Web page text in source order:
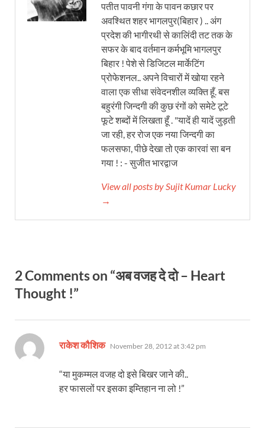
पतीत पावनी गंगा के पावन कछार पर
अवश्थित शहर भागलपुर(बिहार ) .. अंग
प्रदेश की भागीरथी से कालिंदी तट तक के
सफर के बाद वर्तमान कर्मभूमि भागलपुर
बिहार ! पेशे से डिजिटल मार्केटिंग
प्रोफेशनल.. अपने विचारों में खोया रहने
वाला एक सीधा संवेदनशील व्यक्ति हूँ. बस
बहुरंगी जिन्दगी की कुछ रंगों को समेटे टूटे
फूटे शब्दों में लिखता हूँ . "यादें ही यादें जुड़ती
जा रही, हर रोज एक नया जिन्दगी का
फलसफा, पीछे देखा तो एक कारवां सा बन
गया ! : - सुजीत भारद्वाज
View all posts by Sujit Kumar Lucky
→
2 Comments on “अब वजह दे दो – Heart
Thought !”
राकेश कौशिक says:
November 28, 2012 at 3:42 pm
“या मुकम्मल वजह दो इसे बिखर जाने की..
हर फासलों पर इसका इम्तिहान ना लो !”